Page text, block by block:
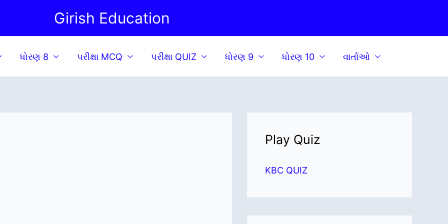
Girish Education
ધોરણ 8 પરીક્ષા MCQ પરીક્ષા QUIZ ધોરણ 9 ધોરણ 10 વાર્તાઓ
Play Quiz
KBC QUIZ